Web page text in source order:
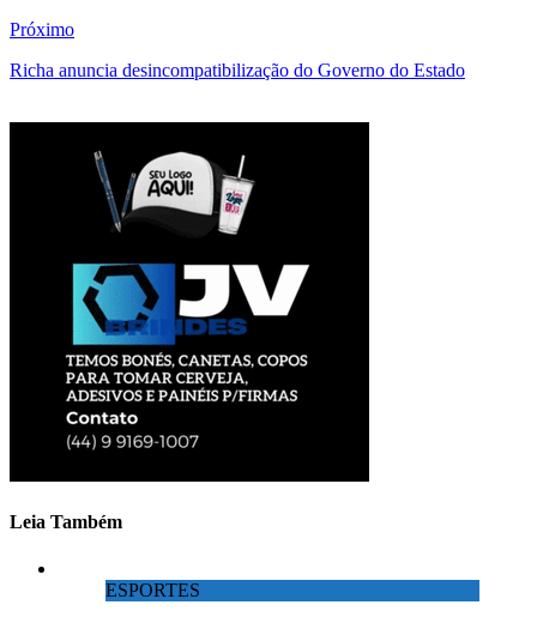
Próximo
Richa anuncia desincompatibilização do Governo do Estado
Leia Também
ESPORTES